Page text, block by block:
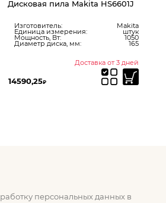
Дисковая пила Makita HS6601J
Изготовитель: Makita
Единица измерения: штук
Мощность, Вт: 1050
Диаметр диска, мм: 165
Доставка от 3 дней
14590,25₽
персональных данных в